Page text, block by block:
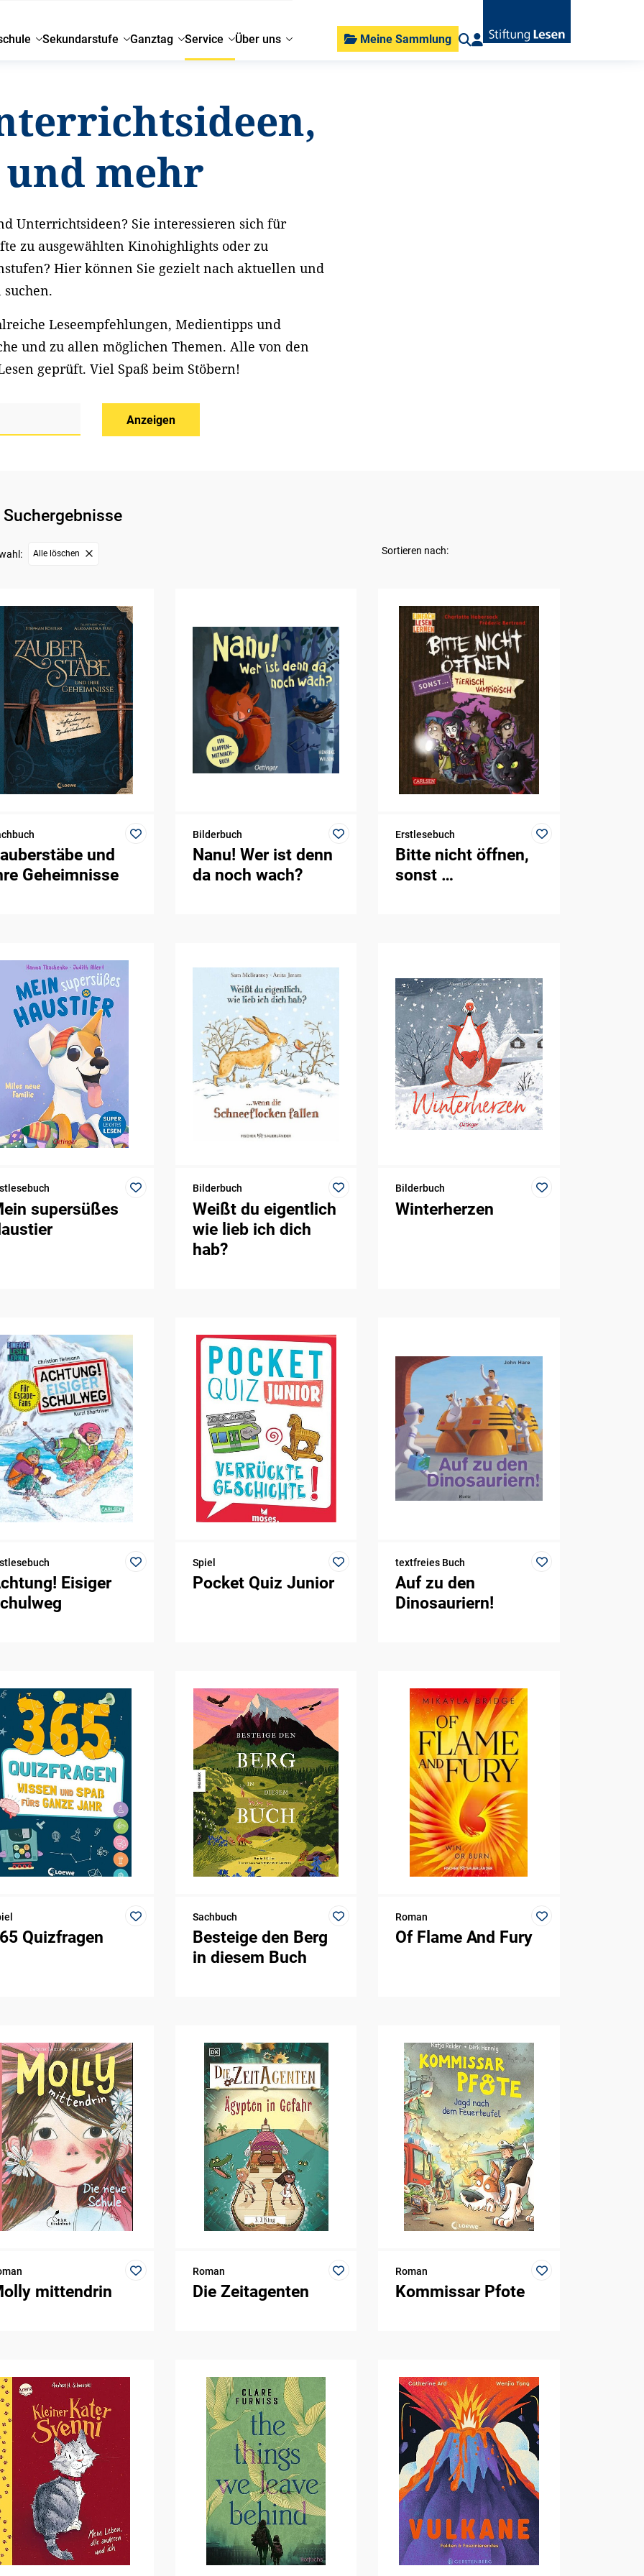
Sekundarstufe Ganztag Service Über uns Meine Sammlung
mehr
Unterrichtsideen? Sie interessieren sich für
zu ausgewählten Kinohighlights oder zu
Hier können Sie gezielt nach aktuellen und
Leseempfehlungen, Medientipps und
und zu allen möglichen Themen. Alle von den
geprüft. Viel Spaß beim Stöbern!
Anzeigen
Alle löschen Sortieren nach:
und
Geheimnisse
Bilderbuch
Nanu! Wer ist denn
da noch wach?
Erstlesebuch
Bitte nicht öffnen,
sonst …
supersüßes
Bilderbuch
Weißt du eigentlich
wie lieb ich dich
hab?
Bilderbuch
Winterherzen
Eisiger
Spiel
Pocket Quiz Junior
textfreies Buch
Auf zu den
Dinosauriern!
Quizfragen
Sachbuch
Besteige den Berg
in diesem Buch
Roman
Of Flame And Fury
mittendrin
Roman
Die Zeitagenten
Roman
Kommissar Pfote